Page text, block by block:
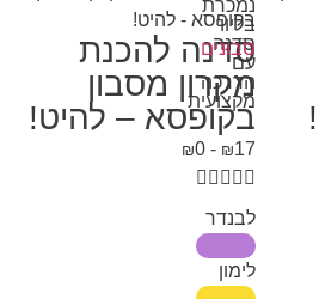
נמכרת
בליווי
סדנה
עם
הדרכה
מקצועית
סבונים
סדנה להכנת
מקרון מסבון
בקופסא – להיט!
₪17
-
₪ 0
   
לבנדר
לימון